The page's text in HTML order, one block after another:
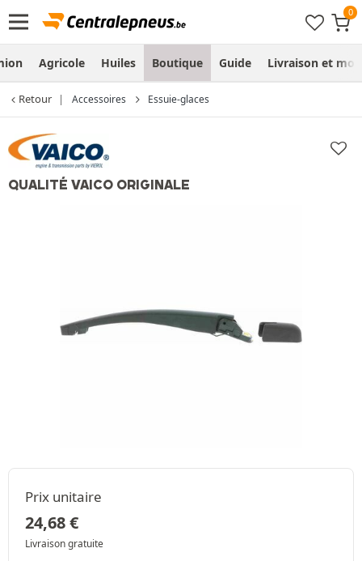
Agricole Huiles Boutique Guide Livraison et
Retour Accessoires Essuie-glaces
QUALITÉ VAICO ORIGINALE
Prix unitaire
24,68€
Livraison gratuite